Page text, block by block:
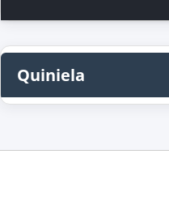
Quiniela